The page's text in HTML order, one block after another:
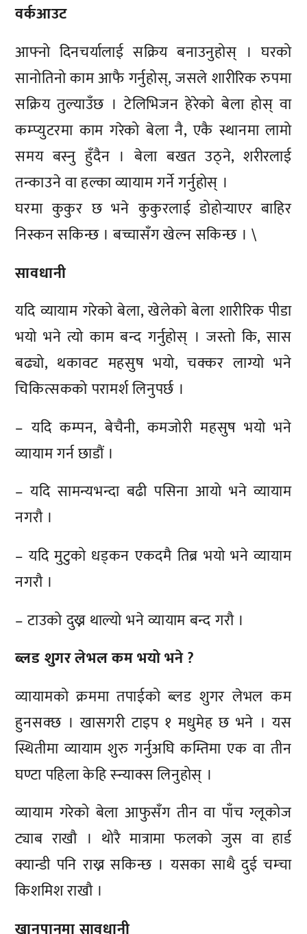
वर्कआउट
आफ्नो दिनचर्यालाई सक्रिय बनाउनुहोस् । घरको
सानोतिनो काम आफै गर्नुहोस्, जसले शारीरिक रुपमा
सक्रिय तुल्याउँछ । टेलिभिजन हेरेको बेला होस् वा
कम्प्युटरमा काम गरेको बेला नै, एकै स्थानमा लामो
समय बस्नु हुँदैन । बेला बखत उठ्ने, शरीरलाई
तन्काउने वा हल्का व्यायाम गर्ने गर्नुहोस् ।
घरमा कुकुर छ भने कुकुरलाई डोहोर्‍याएर बाहिर
निस्कन सकिन्छ । बच्चासँग खेल्न सकिन्छ । \
सावधानी
यदि व्यायाम गरेको बेला, खेलेको बेला शारीरिक पीडा
भयो भने त्यो काम बन्द गर्नुहोस् । जस्तो कि, सास
बढ्यो, थकावट महसुष भयो, चक्कर लाग्यो भने
चिकित्सकको परामर्श लिनुपर्छ ।
– यदि कम्पन, बेचैनी, कमजोरी महसुष भयो भने
व्यायाम गर्न छाडौं ।
– यदि सामन्यभन्दा बढी पसिना आयो भने व्यायाम
नगरौ ।
– यदि मुटुको धड्कन एकदमै तिब्र भयो भने व्यायाम
नगरौ ।
– टाउको दुख्न थाल्यो भने व्यायाम बन्द गरौ ।
ब्लड शुगर लेभल कम भयो भने ?
व्यायामको क्रममा तपाईको ब्लड शुगर लेभल कम
हुनसक्छ । खासगरी टाइप १ मधुमेह छ भने । यस
स्थितीमा व्यायाम शुरु गर्नुअघि कम्तिमा एक वा तीन
घण्टा पहिला केहि स्न्याक्स लिनुहोस् ।
व्यायाम गरेको बेला आफुसँग तीन वा पाँच ग्लूकोज
ट्याब राखौ । थोरै मात्रामा फलको जुस वा हार्ड
क्यान्डी पनि राख्न सकिन्छ । यसका साथै दुई चम्चा
किशमिश राखौ ।